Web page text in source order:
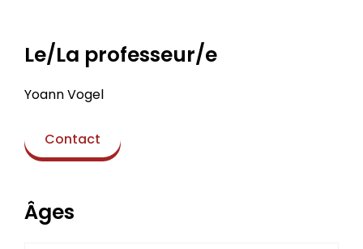
Le/La professeur/e
Yoann Vogel
Contact
Âges